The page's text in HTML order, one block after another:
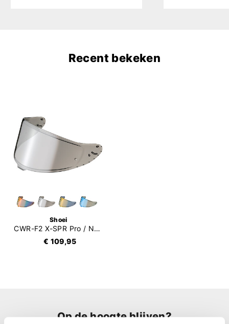
Recent bekeken
Shoei
CWR-F2 X-SPR Pro / NXR2 Vizier Mirror
€ 109,95
Op de hoogte blijven?